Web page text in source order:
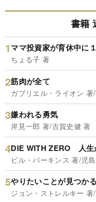
書籍
ママ投資家が育休中に
ちょる子 著
筋肉が全て
ガブリエル・ライオン 著
嫌われる勇気
岸見一郎 著/古賀史健 著
DIE WITH ZERO 人生
ビル・パーキンス 著/児
やりたいことが見つか
ジョン・ストレルキー 著